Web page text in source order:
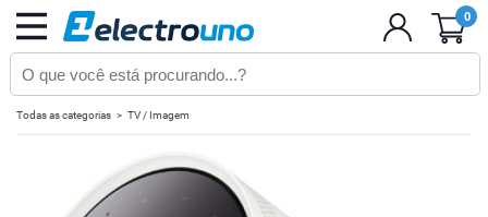
0
Todas as categorias TV / Imagem